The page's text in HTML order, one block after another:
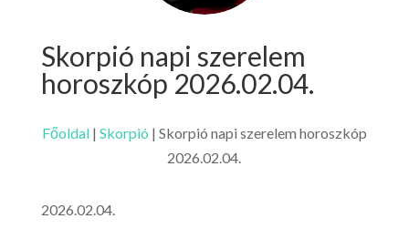
Skorpió napi szerelem
horoszkóp 2026.02.04.
Főoldal| Skorpió | Skorpió napi szerelem horoszkóp
2026.02.04.
2026.02.04.